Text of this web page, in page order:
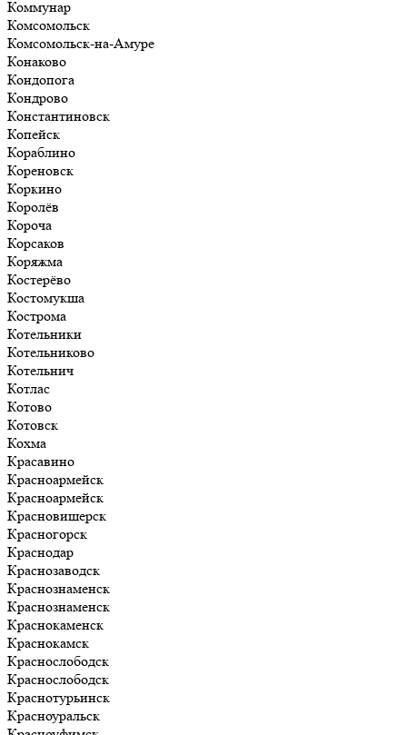
Коммунар
Комсомольск
Комсомольск-на-Амуре
Конаково
Кондопога
Кондрово
Константиновск
Копейск
Кораблино
Кореновск
Коркино
Королёв
Короча
Корсаков
Коряжма
Костерёво
Костомукша
Кострома
Котельники
Котельниково
Котельнич
Котлас
Котово
Котовск
Кохма
Красавино
Красноармейск
Красноармейск
Красновишерск
Красногорск
Краснодар
Краснозаводск
Краснознаменск
Краснознаменск
Краснокаменск
Краснокамск
Краснослободск
Краснослободск
Краснотурьинск
Красноуральск